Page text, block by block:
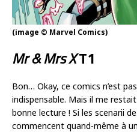
(image © Marvel Comics)
Mr & Mrs XT1
Bon… Okay, ce comics n’est
indispensable. Mais il me
bonne lecture ! Si les scenarii de
commencent quand-même à